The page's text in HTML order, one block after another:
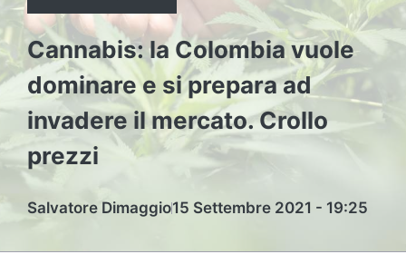
Cannabis: la Colombia vuole
dominare e si prepara ad
invadere il mercato. Crollo
prezzi
Salvatore Dimaggio15 Settembre 2021 - 19:25